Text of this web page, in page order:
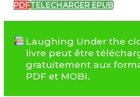
PDFTELECHARGER EPUB
Laughing Under the
livre peut être
gratuitement aux
PDF et MOBI.